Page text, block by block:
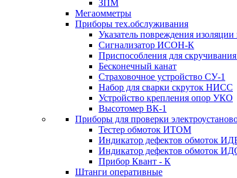
ЗПМ
Мегаомметры
Приборы тех.обслуживания
Указатель повреждения
Сигнализатор ИСОН-К
Приспособления для
Бесконечный канат
Страховочное устройство СУ-1
Набор для сварки скруток НИСС
Устройство крепления опор УКО
Высотомер ВК-1
Приборы для проверки
Тестер обмоток ИТОМ
Индикатор дефектов обмоток
Индикатор дефектов обмоток
Прибор Квант - К
Штанги оперативные